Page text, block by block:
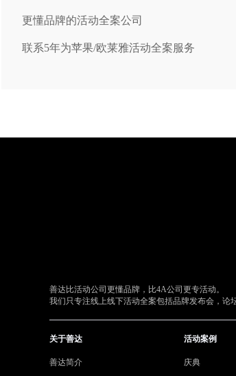
更懂品牌的活动全案公司
联系5年为苹果/欧莱雅活动全案服务
善达比活动公司更懂品牌，比4A公司更专活动。
我们只专注线上线下活动全案包括品牌发布会，论
关于善达
善达简介
活动案例
庆典